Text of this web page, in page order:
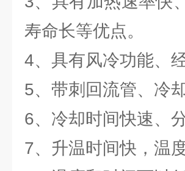
寿命长等优点。
4、具有风冷功能、
5、带刺回流管、冷
6、冷却时间快速、
7、升温时间快，温